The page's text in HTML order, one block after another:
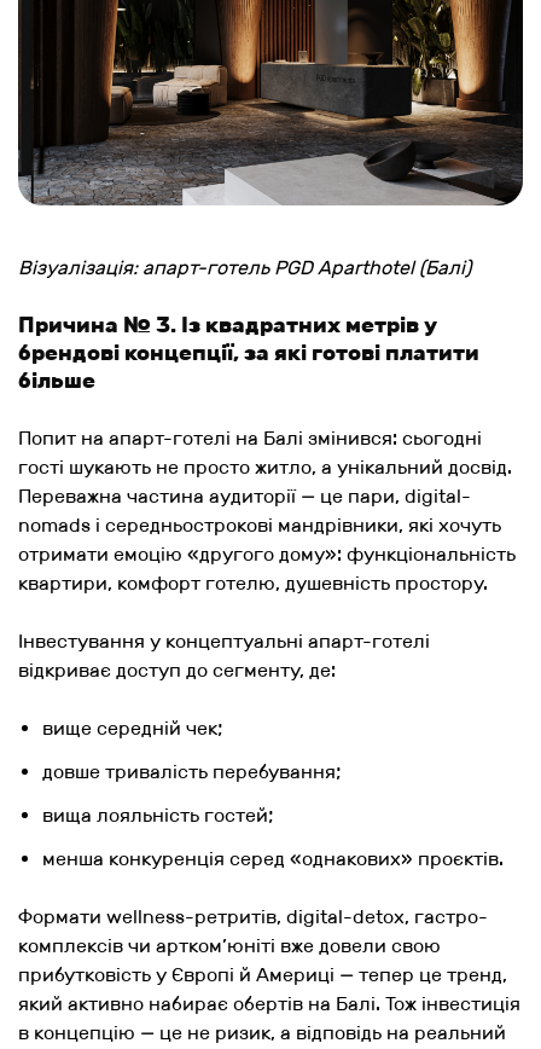
Візуалізація: апарт-готель PGD Aparthotel (Балі)
Причина № 3. Із квадратних метрів у
брендові концепції, за які готові платити
більше
Попит на апарт-готелі на Балі змінився: сьогодні
гості шукають не просто житло, а унікальний досвід.
Переважна частина аудиторії — це пари, digital-
nomads і середньострокові мандрівники, які хочуть
отримати емоцію «другого дому»: функціональність
квартири, комфорт готелю, душевність простору.
Інвестування у концептуальні апарт-готелі
відкриває доступ до сегменту, де:
вище середній чек;
довше тривалість перебування;
вища лояльність гостей;
менша конкуренція серед «однакових» проєктів.
Формати wellness-ретритів, digital-detox, гастро-
комплексів чи артком’юніті вже довели свою
прибутковість у Європі й Америці — тепер це тренд,
який активно набирає обертів на Балі. Тож інвестиція
в концепцію — це не ризик, а відповідь на реальний